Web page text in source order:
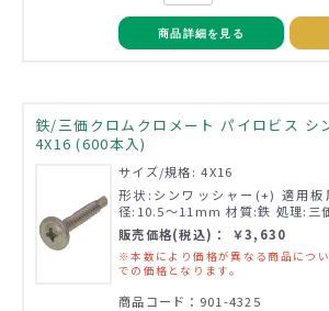
商品詳細を見る
鉄/三価クロムクロメート パイロビス シ
4X16 (600本入)
サイズ/規格: 4X16
形状:シンワッシャー(+) 適用
径:10.5～11mm 材質:鉄 処理:三
販売価格(税込)： ￥3,630
※本数により価格が異なる商品につ
での価格となります。
商品コード：901-4325